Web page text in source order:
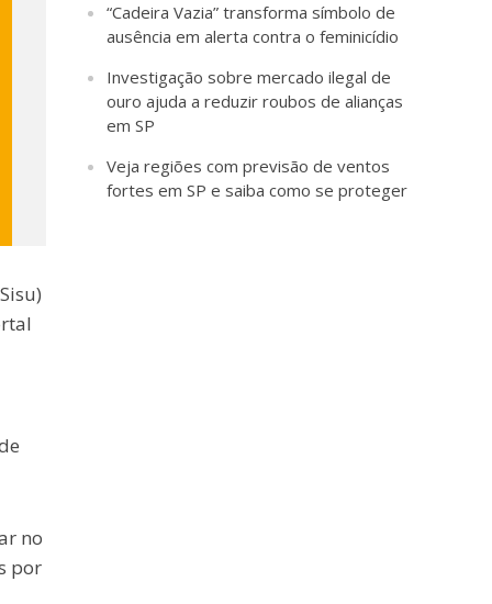
no
por
“Cadeira Vazia” transforma símbolo de
ausência em alerta contra o feminicídio
Investigação sobre mercado ilegal de
ouro ajuda a reduzir roubos de alianças
em SP
Veja regiões com previsão de ventos
fortes em SP e saiba como se proteger